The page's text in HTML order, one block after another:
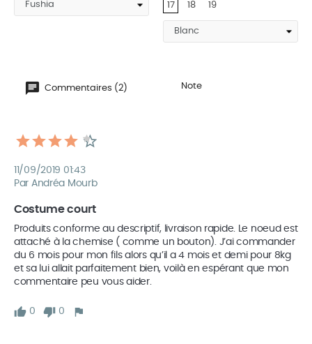
17 18 19
Commentaires (2) Note
11/09/2019 01:43
Par Andréa Mourb
Costume court
Produits conforme au descriptif, livraison rapide. Le noeud est
attaché à la chemise ( comme un bouton). J’ai commander
du 6 mois pour mon fils alors qu’il a 4 mois et demi pour 8kg
et sa lui allait parfaitement bien, voilà en espérant que mon
commentaire peu vous aider.
0 0